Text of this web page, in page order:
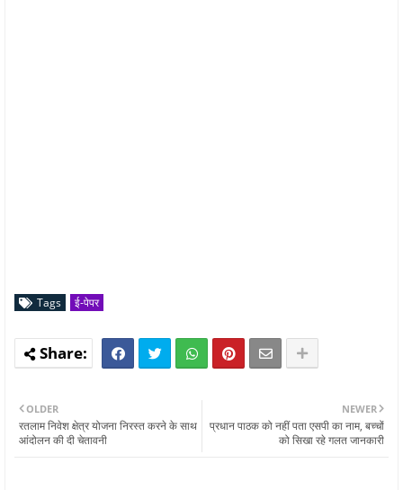
Tags ई-पेपर
NEWER
प्रधान पाठक को नहीं पता एसपी का नाम, बच्चों
को सिखा रहे गलत जानकारी
OLDER
रतलाम निवेश क्षेत्र योजना निरस्त करने के साथ
आंदोलन की दी चेतावनी